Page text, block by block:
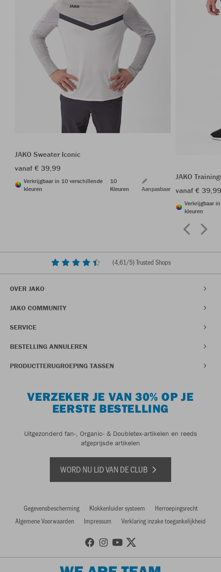
JAKO Sweater Iconic
vanaf € 39,99
Verkrijgbaar in 10 verschillende
kleuren
10
Kleuren
Aanpasbaar
JAKO
vanaf €
Verkrijgbaar
kleuren
(4,61/5) Trusted Shops
OVER JAKO
JAKO COMMUNITY
SERVICE
BESTELLING ANNULEREN
PRODUCTTERUGROEPING TASSEN
VERZEKER JE VAN 30% OP JE
EERSTE BESTELLING
Uitgezonderd fan-, Organic- & Doubletex-artikelen en reeds
afgeprijsde artikelen
WORD NU LID VAN DE CLUB
Gegevensbescherming Klokkenluider systeem
Herroepingsrecht
Algemene Voorwaarden
Impressum Verklaring inzake toegankelijkheid